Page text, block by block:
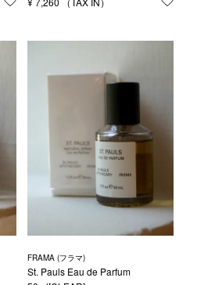
FRAMA (フラマ)
St. Pauls Eau de Parfum